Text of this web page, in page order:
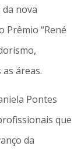
da nova
Prêmio “René
áreas.
Pontes
que
da